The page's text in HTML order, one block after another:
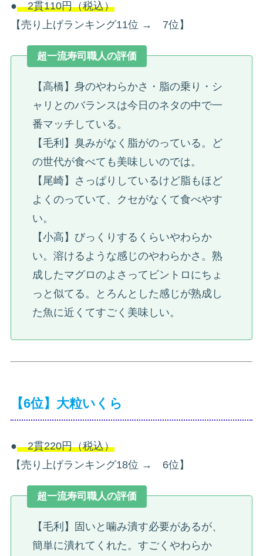
●2貫110円（税込）
【売り上げランキング11位 → 7位】
超一流寿司職人の評価
【高橋】身のやわらかさ・脂の乗り・シ
ャリとのバランスは今日のネタの中で一
番マッチしている。
【毛利】臭みがなく脂がのっている。ど
の世代が食べても美味しいのでは。
【尾崎】さっぱりしているけど脂もほど
よくのっていて、クセがなくて食べやす
い。
【小高】びっくりするくらいやわらか
い。溶けるような感じのやわらかさ。熟
成したマグロのよさってビントロにちょ
っと似てる。とろんとした感じが熟成し
た魚に近くてすごく美味しい。
【6位】大粒いくら
●2貫220円（税込）
【売り上げランキング18位 → 6位】
超一流寿司職人の評価
【毛利】固いと噛み潰す必要があるが、
簡単に潰れてくれた。すごくやわらか